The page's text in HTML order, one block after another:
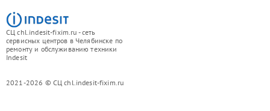
СЦ chl.indesit-fixim.ru - сеть
сервисных центров в Челябинске по
ремонту и обслуживанию техники
Indesit
2021-2026 © СЦ chl.indesit-fixim.ru